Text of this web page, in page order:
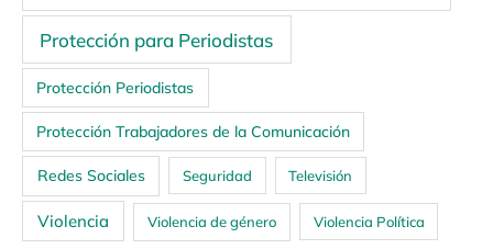
Protección para Periodistas
Protección Periodistas
Protección Trabajadores de la Comunicación
Redes Sociales Seguridad Televisión
Violencia Violencia de género Violencia Política